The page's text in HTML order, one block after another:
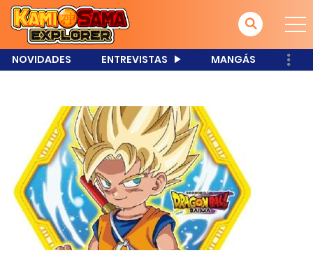
NOVIDADES ENTREVISTAS MANGÁS